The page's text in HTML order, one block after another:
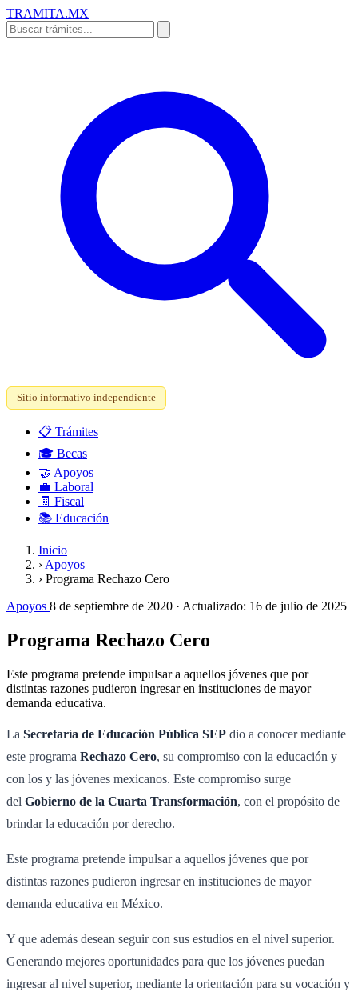
TRAMITA.MX
Sitio informativo independiente
📋 Trámites
🎓 Becas
🤝 Apoyos
💼 Laboral
🧾 Fiscal
📚 Educación
Inicio
› Apoyos
› Programa Rechazo Cero
Apoyos 8 de septiembre de 2020 · Actualizado: 16 de julio de 2025
Programa Rechazo Cero
Este programa pretende impulsar a aquellos jóvenes que por
distintas razones pudieron ingresar en instituciones de mayor
demanda educativa.
La Secretaría de Educación Pública SEP dio a conocer mediante
este programa Rechazo Cero, su compromiso con la educación y
con los y las jóvenes mexicanos. Este compromiso surge
del Gobierno de la Cuarta Transformación, con el propósito de
brindar la educación por derecho.
Este programa pretende impulsar a aquellos jóvenes que por
distintas razones pudieron ingresar en instituciones de mayor
demanda educativa en México.
Y que además desean seguir con sus estudios en el nivel superior.
Generando mejores oportunidades para que los jóvenes puedan
ingresar al nivel superior, mediante la orientación para su vocación y